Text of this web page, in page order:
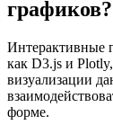
графиков?
Интерактивные
как D3.js и
визуализации
форме.